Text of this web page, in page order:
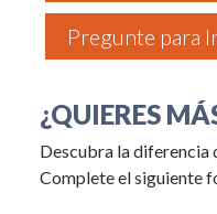
Pregunte para
¿QUIERES
Descubra la diferencia
Complete el siguiente